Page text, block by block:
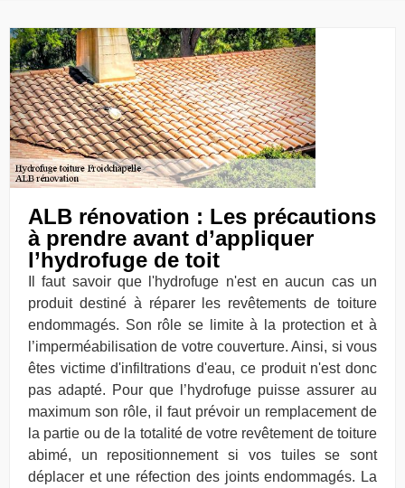
ALB rénovation : Les précautions
à prendre avant d’appliquer
l’hydrofuge de toit
Il faut savoir que l'hydrofuge n'est en aucun cas un
produit destiné à réparer les revêtements de toiture
endommagés. Son rôle se limite à la protection et à
l’imperméabilisation de votre couverture. Ainsi, si vous
êtes victime d'infiltrations d'eau, ce produit n'est donc
pas adapté. Pour que l’hydrofuge puisse assurer au
maximum son rôle, il faut prévoir un remplacement de
la partie ou de la totalité de votre revêtement de toiture
abimé, un repositionnement si vos tuiles se sont
déplacer et une réfection des joints endommagés. La